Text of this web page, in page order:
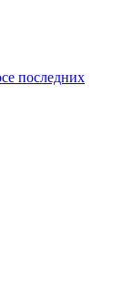
последних